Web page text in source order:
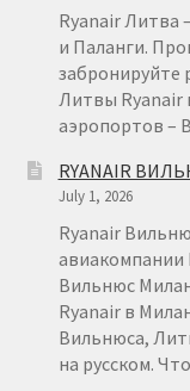
Ryanair Литва
и Паланги.
забронируйте
Литвы Ryanair
аэропортов –
RYANAIR
July 1, 2026
Ryanair
авиакомпании
Вильнюс
Ryanair в
Вильнюса,
на русском.